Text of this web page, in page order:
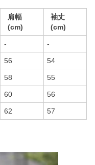
肩幅
(cm)
袖丈
(cm)
- -
56 54
58 55
60 56
62 57